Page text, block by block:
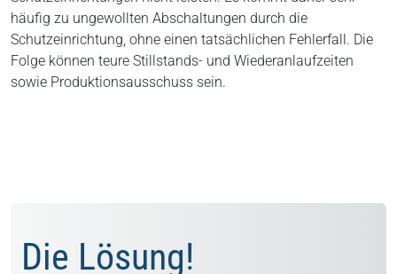
häufig zu ungewollten Abschaltungen durch die
Schutzeinrichtung, ohne einen tatsächlichen Fehlerfall. Die
Folge können teure Stillstands- und Wiederanlaufzeiten
sowie Produktionsausschuss sein.
Die Lösung!